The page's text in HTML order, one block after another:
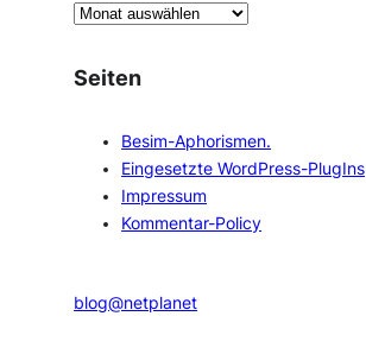
A
c
Seiten
Besim-Aphorismen.
Eingesetzte WordPress-PlugIns
Impressum
Kommentar-Policy
blog@netplanet